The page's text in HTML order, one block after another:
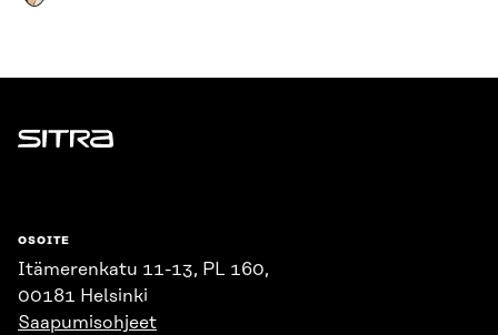
Sitra
OSOITE
Itämerenkatu 11-13, PL 160,
00181 Helsinki
Saapumisohjeet